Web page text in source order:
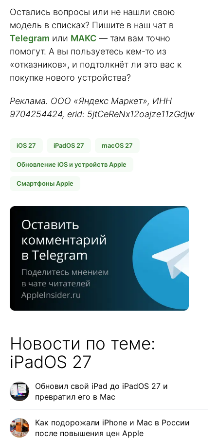
Остались вопросы или не нашли свою
модель в списках? Пишите в наш чат в
Telegram или МАКС — там вам точно
помогут. А вы пользуетесь кем-то из
«отказников», и подтолкнёт ли это вас к
покупке нового устройства?
Реклама. ООО «Яндекс Маркет», ИНН
9704254424, erid: 5jtCeReNx12oajze11zGdjw
iOS 27 iPadOS 27 macOS 27
Обновление iOS и устройств Apple
Смартфоны Apple
Новости по теме:
iPadOS 27
Обновил свой iPad до iPadOS 27 и
превратил его в Mac
Как подорожали iPhone и Mac в России
после повышения цен Apple